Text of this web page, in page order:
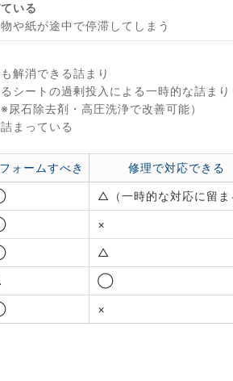
いる
や紙が途中で停滞してしまう
解消できる詰まり
シートの過剰投入による一時的な詰まり
尿石除去剤・高圧洗浄で改善可能）
まっている
ォームすべき 修理で対応できる
△（一時的な対応に留ま
×
△
◯
×